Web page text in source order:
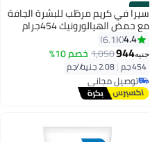
#36
سيرا في كريم مرطّب للبشرة الجافة
مع حمض الهيالورونيك 454جرام
4.4
6.1K
جنيه944
1,050خصم 10%
454 جم |
توصيل مجاني
توصيل مجاني